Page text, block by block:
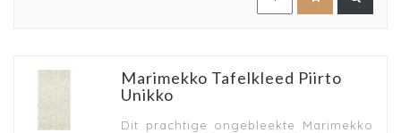
Marimekko Tafelkleed Piirto
Unikko
Dit prachtige ongebleekte Marimekko